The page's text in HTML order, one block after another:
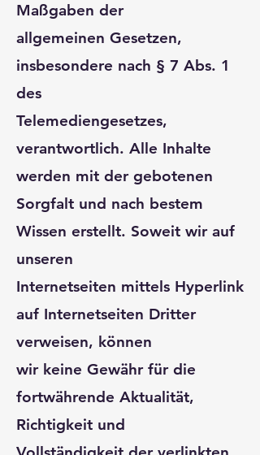
Maßgaben der
allgemeinen Gesetzen,
insbesondere nach § 7 Abs. 1
des
Telemediengesetzes,
verantwortlich. Alle Inhalte
werden mit der gebotenen
Sorgfalt und nach bestem
Wissen erstellt. Soweit wir auf
unseren
Internetseiten mittels Hyperlink
auf Internetseiten Dritter
verweisen, können
wir keine Gewähr für die
fortwährende Aktualität,
Richtigkeit und